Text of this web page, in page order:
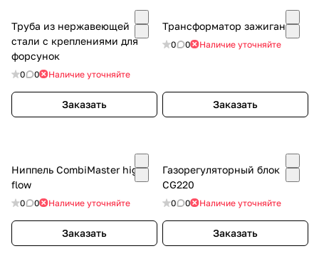
Труба из нержавеющей
стали с креплениями для
форсунок
0 0 Наличие уточняйте
Заказать
Трансформатор зажигания
0 0 Наличие уточняйте
Заказать
Ниппель CombiMaster high
flow
0 0 Наличие уточняйте
Заказать
Газорегуляторный блок
CG220
0 0 Наличие уточняйте
Заказать